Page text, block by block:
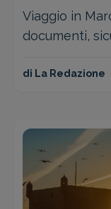
per partire
Viaggio in
documenti,
completa per
di La Redazione